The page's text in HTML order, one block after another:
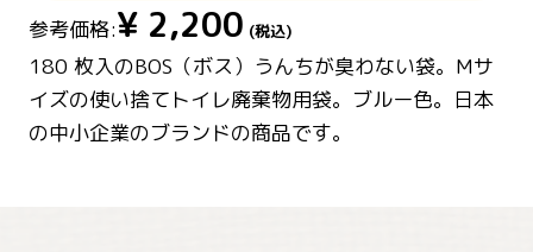
参考価格:¥ 2,200 (税込)
180 枚入のBOS（ボス）うんちが臭わない袋。Mサ
イズの使い捨てトイレ廃棄物用袋。ブルー色。日本
の中小企業のブランドの商品です。